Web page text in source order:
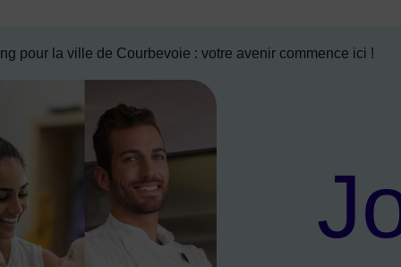
pour la ville de Courbevoie : votre avenir commence ici !